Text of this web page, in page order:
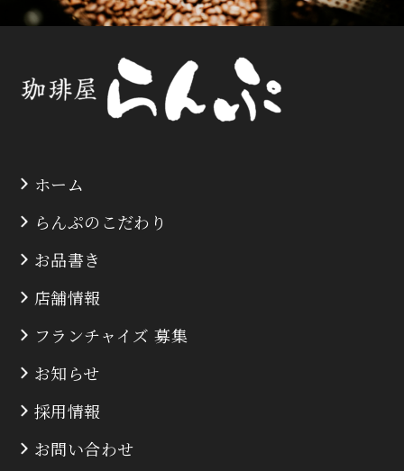
ホーム
らんぷのこだわり
お品書き
店舗情報
フランチャイズ 募集
お知らせ
採用情報
お問い合わせ